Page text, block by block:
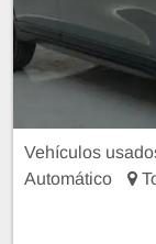
Vehículos
Automático